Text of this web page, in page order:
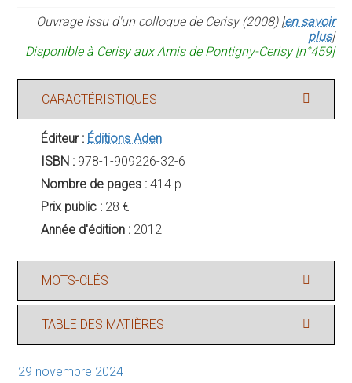
Ouvrage issu d'un colloque de Cerisy (2008) [en savoir
plus]
Disponible à Cerisy aux Amis de Pontigny-Cerisy [n°459]
CARACTÉRISTIQUES
Éditeur : Éditions Aden
ISBN : 978-1-909226-32-6
Nombre de pages : 414 p.
Prix public : 28 €
Année d'édition : 2012
MOTS-CLÉS
TABLE DES MATIÈRES
29 novembre 2024